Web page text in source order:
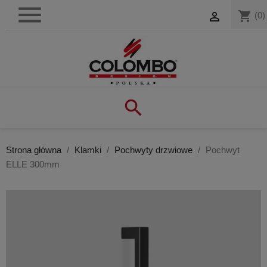
shopping_cart (0)



Strona główna Klamki Pochwyty drzwiowe
Pochwyt
ELLE 300mm